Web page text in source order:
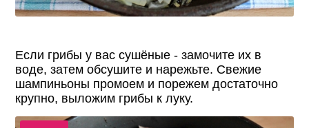
Если грибы у вас сушёные - замочите их в
воде, затем обсушите и нарежьте. Свежие
шампиньоны промоем и порежем достаточно
крупно, выложим грибы к луку.